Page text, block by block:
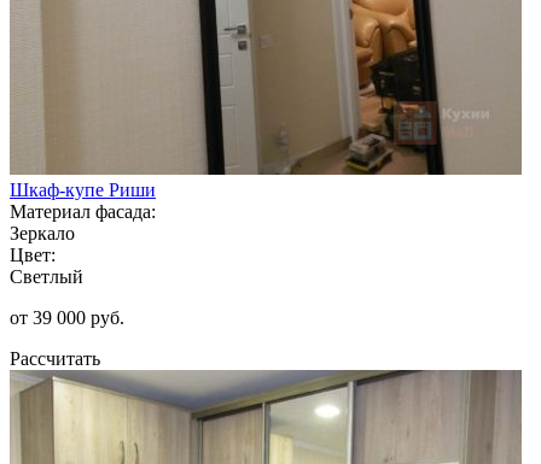
Шкаф-купе Риши
Материал фасада:
Зеркало
Цвет:
Светлый
от 39 000 руб.
Рассчитать